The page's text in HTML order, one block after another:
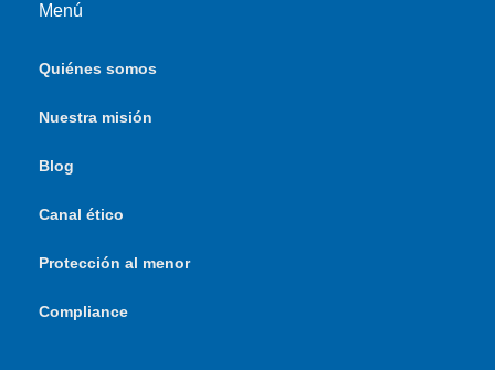
Menú
Quiénes somos
Nuestra misión
Blog
Canal ético
Protección al menor
Compliance